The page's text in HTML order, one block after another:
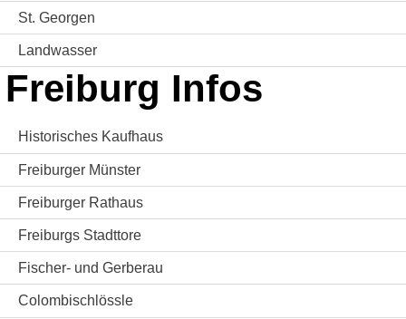
St. Georgen
Landwasser
Freiburg Infos
Historisches Kaufhaus
Freiburger Münster
Freiburger Rathaus
Freiburgs Stadttore
Fischer- und Gerberau
Colombischlössle